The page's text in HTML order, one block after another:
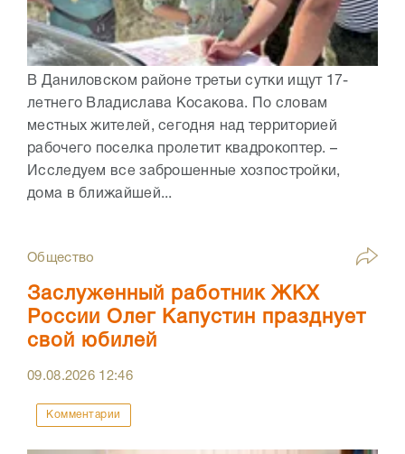
В Даниловском районе третьи сутки ищут 17-
летнего Владислава Косакова. По словам
местных жителей, сегодня над территорией
рабочего поселка пролетит квадрокоптер. –
Исследуем все заброшенные хозпостройки,
дома в ближайшей...
Общество
Заслуженный работник ЖКХ
России Олег Капустин празднует
свой юбилей
09.08.2026 12:46
Комментарии